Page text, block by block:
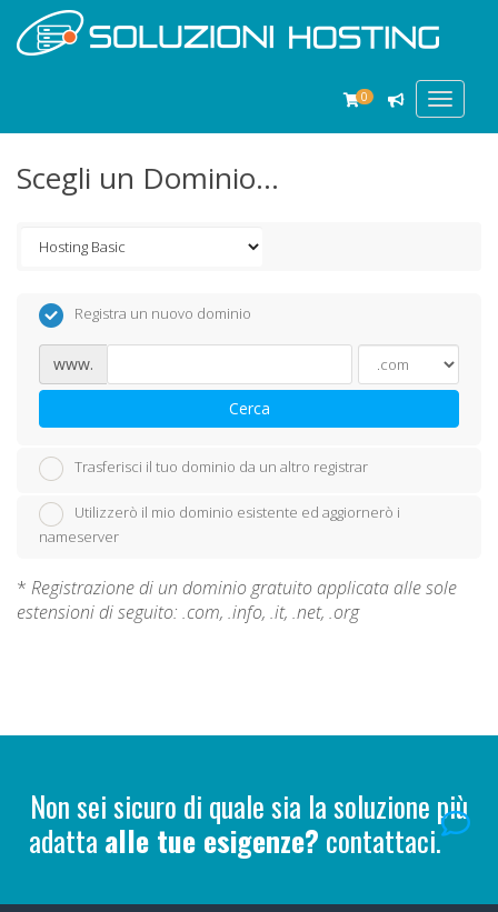
Toggle
0
Scegli un Dominio...
Registra un nuovo dominio
www.
Cerca
Trasferisci il tuo dominio da un altro registrar
Utilizzerò il mio dominio esistente ed aggiornerò i
nameserver
* Registrazione di un dominio gratuito applicata alle sole
estensioni di seguito: .com, .info, .it, .net, .org
Non sei sicuro di quale sia la soluzione più
adatta alle tue esigenze? contattaci.